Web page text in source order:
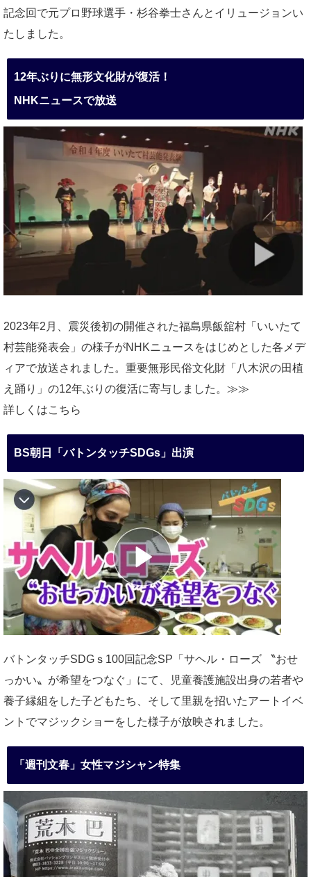
記念回で元プロ野球選手・杉谷拳士さんとイリュージョンい
たしました。
12年ぶりに無形文化財が復活！
NHKニュースで放送
2023年2月、震災後初の開催された福島県飯舘村「いいたて
村芸能発表会」の様子がNHKニュースをはじめとした各メデ
ィアで放送されました。重要無形民俗文化財「八木沢の田植
え踊り」の12年ぶりの復活に寄与しました。≫≫
詳しくはこちら
BS朝日「バトンタッチSDGs」出演
バトンタッチSDGｓ100回記念SP「サヘル・ローズ 〝おせ
っかい〟が希望をつなぐ」にて、児童養護施設出身の若者や
養子縁組をした子どもたち、そして里親を招いたアートイベ
ントでマジックショーをした様子が放映されました。
「週刊文春」女性マジシャン特集